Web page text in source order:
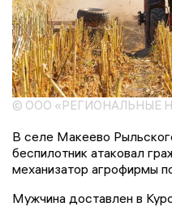
© ООО «РЕГИОНАЛЬНЫЕ
В селе Макеево
беспилотник атаковал
механизатор агрофирмы
Мужчина доставлен в